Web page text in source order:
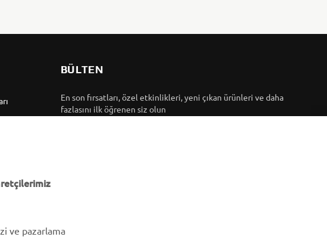
BÜLTEN
En son fırsatları, özel etkinlikleri, yeni çıkan ürünleri ve daha
fazlasını ilk öğrenen siz olun
ve pazarlama